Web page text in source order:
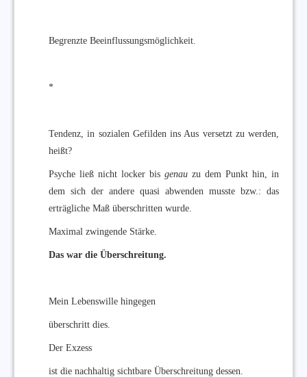
Begrenzte Beeinflussungsmöglichkeit.
*
Tendenz, in sozialen Gefilden ins Aus versetzt zu werden,
heißt?
Psyche ließ nicht locker bis genau zu dem Punkt hin, in
dem sich der andere quasi abwenden musste bzw.: das
erträgliche Maß überschritten wurde.
Maximal zwingende Stärke.
Das war die Überschreitung.
Mein Lebenswille hingegen
überschritt dies.
Der Exzess
ist die nachhaltig sichtbare Überschreitung dessen.